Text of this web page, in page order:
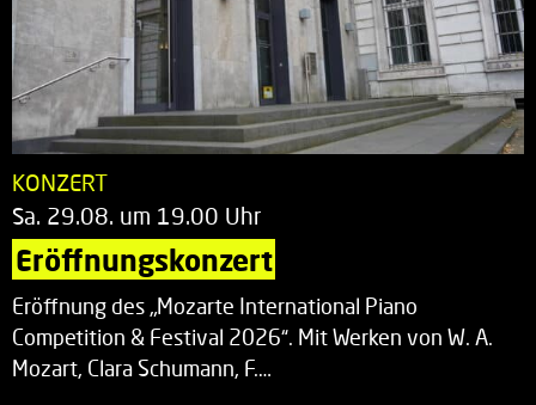
KONZERT
Sa. 29.08. um 19.00 Uhr
Eröffnungskonzert
Eröffnung des „Mozarte International Piano
Competition & Festival 2026“. Mit Werken von W. A.
Mozart, Clara Schumann, F.…